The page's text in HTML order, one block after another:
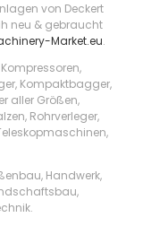
von Deckert
neu & gebraucht
Market.eu.
Kompaktbagger,
aller Größen,
Rohrverleger,
Handwerk,